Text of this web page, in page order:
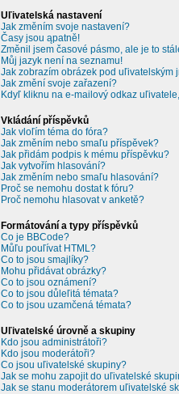
Uľivatelská nastavení
Jak změním svoje nastavení?
Časy jsou ąpatně!
Změnil jsem časové pásmo, ale je to
Můj jazyk není na seznamu!
Jak zobrazím obrázek pod uľivatelským
Jak změní svoje zařazení?
Kdyľ kliknu na e-mailový odkaz
Vkládání příspěvků
Jak vloľím téma do fóra?
Jak změním nebo smaľu příspěvek?
Jak přidám podpis k mému příspěvku?
Jak vytvořím hlasování?
Jak změním nebo smaľu hlasování?
Proč se nemohu dostat k fóru?
Proč nemohu hlasovat v anketě?
Formátování a typy příspěvků
Co je BBCode?
Můľu pouľívat HTML?
Co to jsou smajlíky?
Mohu přidávat obrázky?
Co to jsou oznámení?
Co to jsou důleľitá témata?
Co to jsou uzamčená témata?
Uľivatelské úrovně a skupiny
Kdo jsou administrátoři?
Kdo jsou moderátoři?
Co jsou uľivatelské skupiny?
Jak se mohu zapojit do uľivatelské
Jak se stanu moderátorem uľivatelské